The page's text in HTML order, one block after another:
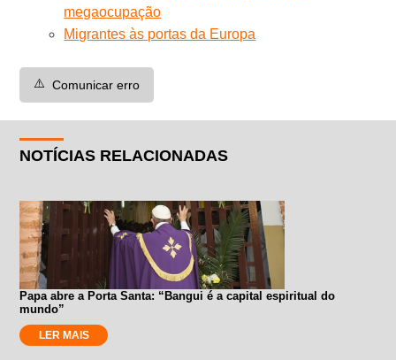
megaocupação
Migrantes às portas da Europa
⚠️ Comunicar erro
NOTÍCIAS RELACIONADAS
Papa abre a Porta Santa: “Bangui é a capital espiritual do
mundo”
LER MAIS